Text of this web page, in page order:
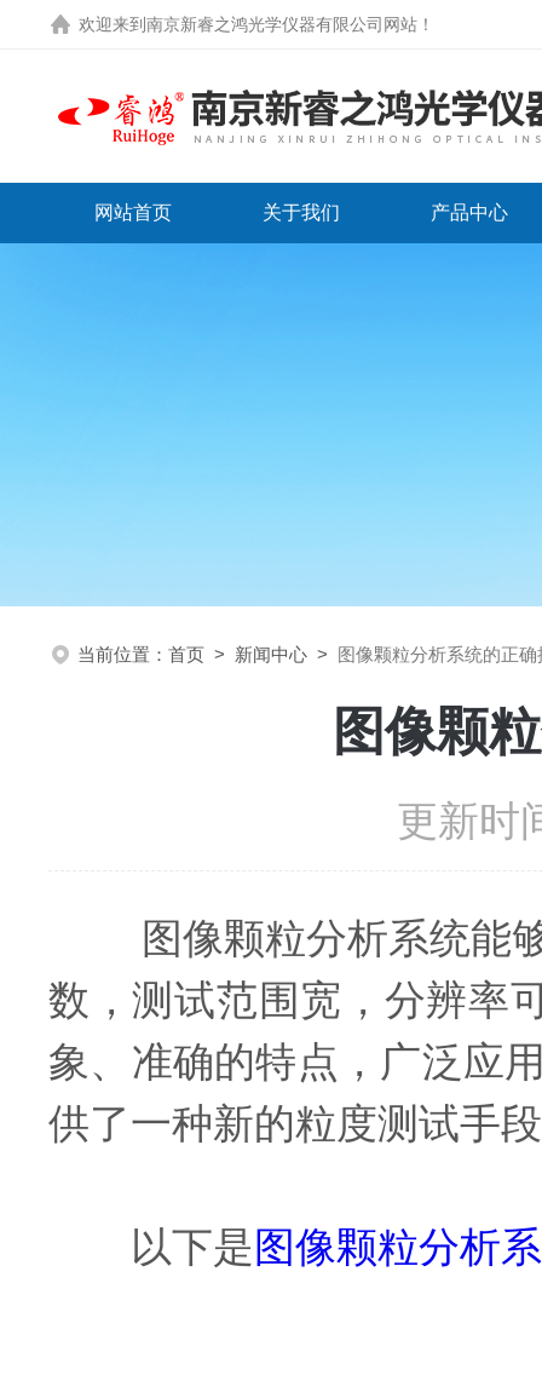
欢迎来到 南京新睿之鸿光学仪器有限公司网站 ！
网站首页 关于我们 产品中心
当前位置： 首页 > 新闻中心 > 图像颗粒分析系统的正
图像颗
更新时
图像颗粒分析系统能够
数，测试范围宽，分辨率
象、准确的特点，广泛应
供了一种新的粒度测试手
以下是 图像颗粒分析